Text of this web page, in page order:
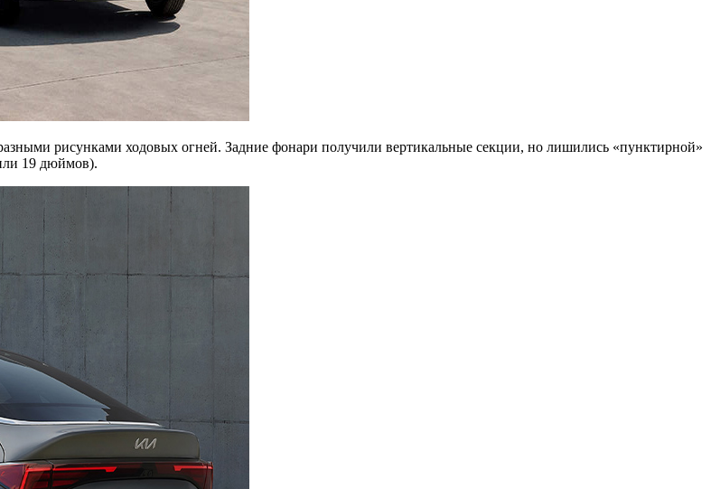
рисунками ходовых огней. Задние фонари получили вертикальные секции, но лишились «пунктирной»
19 дюймов).